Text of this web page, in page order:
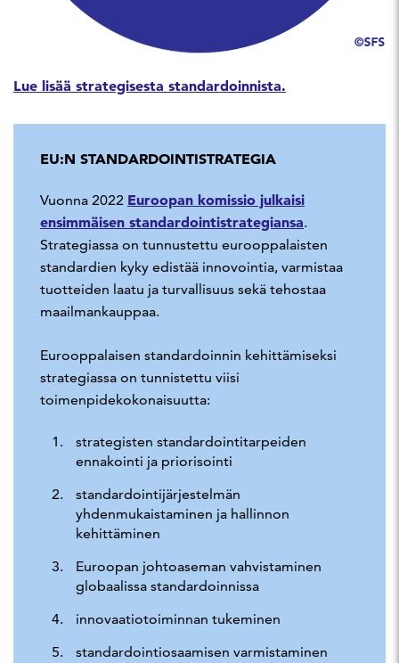
Lue lisää strategisesta standardoinnista.
EU:N STANDARDOINTISTRATEGIA
Vuonna 2022 Euroopan komissio julkaisi
ensimmäisen standardointistrategiansa.
Strategiassa on tunnustettu eurooppalaisten
standardien kyky edistää innovointia, varmistaa
tuotteiden laatu ja turvallisuus sekä tehostaa
maailmankauppaa.
Eurooppalaisen standardoinnin kehittämiseksi
strategiassa on tunnistettu viisi
toimenpidekokonaisuutta:
strategisten standardointitarpeiden
ennakointi ja priorisointi
standardointijärjestelmän
yhdenmukaistaminen ja hallinnon
kehittäminen
Euroopan johtoaseman vahvistaminen
globaalissa standardoinnissa
innovaatiotoiminnan tukeminen
standardointiosaamisen varmistaminen